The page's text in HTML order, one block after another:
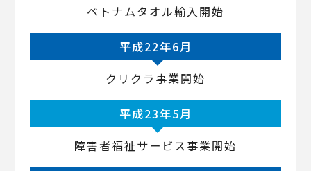
ベトナムタオル輸入開始
平成22年6月
クリクラ事業開始
平成23年5月
障害者福祉サービス事業開始